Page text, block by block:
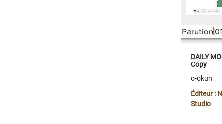
Parution
DAILY
Copy
o-okun
Éditeur :
Studio